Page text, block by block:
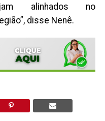
alinhados no
disse Nenê.